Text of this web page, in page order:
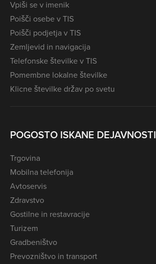
Vpiši se v imenik
Poišči osebe v TIS
Poišči podjetja v TIS
Zemljevid in navigacija
Telefonske številke v TIS
Pomembne lokalne številke
Klicne številke držav po svetu
POGOSTO ISKANE DEJAVNOSTI
Trgovina
Mobilna telefonija
Avtoservis
Zdravstvo
Gostilne in restavracije
Turizem
Gradbeništvo
Prevozništvo in transport